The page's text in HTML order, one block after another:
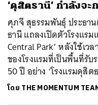
‘ดุสิตธานี’ กำลังจ
ศุภจี สุธรรมพันธุ์ ประธา
ธานี แถลงเปิดตัวโรงแร
Central Park’ หลังใช้เว
ของโรงแรมที่เป็นพื้นที่รั
50 ปี อย่าง ‘โรงแรมดุสิต
โดย THE MOMENTUM